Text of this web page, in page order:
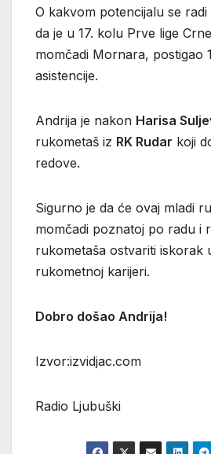
O kakvom potencijalu se
da je u 17. kolu Prve lige
momčadi Mornara, postigao
asistencije.
Andrija je nakon Harisa
rukometaš iz RK Rudar koji
redove.
Sigurno je da će ovaj mladi
momčadi poznatoj po radu i
rukometaša ostvariti iskorak
rukometnoj karijeri.
Dobro došao Andrija!
Izvor:izvidjac.com
Radio Ljubuški